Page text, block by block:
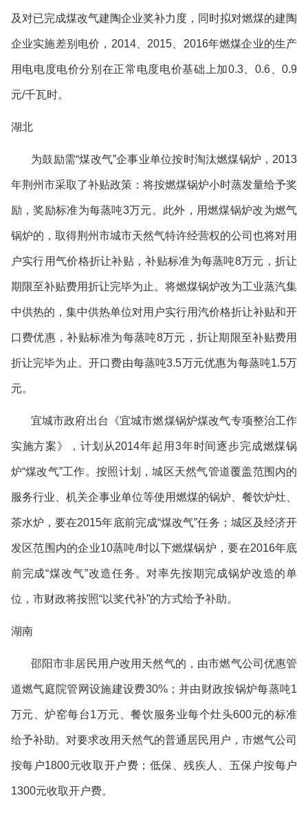
及对已完成煤改气建陶企业奖补力度，同时拟对燃煤的建陶
企业实施差别电价， 2014、 2015 2016年燃煤企业的生产
用电电度电价分别在正常电度电价基础上加0.3、0.6 、0.9
元/千瓦时。
湖北
为鼓励需“煤改气”企事业单位按时淘汰燃煤锅炉， 2013
年荆州市采取了补贴政策：将按燃煤锅炉小时蒸发量给予奖
励，奖励标准为每蒸吨3万元。此外，用燃煤锅炉改为燃气
锅炉的，取得荆州市城市天然气特许经营权的公司也将对用
户实行用气价格折让补贴，补贴标准为每蒸吨8万元，折让
期限至补贴费用折让完毕为止。将燃煤锅炉改为工业蒸汽集
中供热的，集中供热单位对用户实行用汽价格折让补贴和开
口费优惠，补贴标准为每蒸吨8万元，折让期限至补贴费用
折让完毕为止。开口费由每蒸吨3.5万元优惠为每蒸吨1.5万
元。
宜城市政府出台《宜城市燃煤锅炉煤改气专项整治工作
实施方案》，计划从2014年起用 3年时间逐步完成燃煤锅
炉“煤改气”工作。按照计划，城区天然气管道覆盖范围内的
服务行业、机关企事业单位等使用燃煤的锅炉、餐饮炉灶、
茶水炉，要在2015年底前完成“煤改气”任务；城区及经济开
发区范围内的企业10蒸吨/时以下燃煤锅炉，要在2016年底
前完成“煤改气”改造任务。对率先按期完成锅炉改造的单
位，市财政将按照“以奖代补”的方式给予补助。
湖南
邵阳市非居民用户改用天然气的，由市燃气公司优惠管
道燃气庭院管网设施建设费30%；并由财政按锅炉每蒸吨1
万元、炉窑每台1万元、餐饮服务业每个灶头600元的标准
给予补助。对要求改用天然气的普通居民用户，市燃气公司
按每户1800元收取开户费；低保、残疾人、五保户按每户
1300元收取开户费。